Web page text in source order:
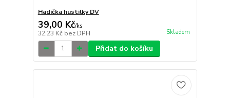
Hadička hustilky DV
39,00 Kč/ks
32,23 Kč bez DPH Skladem
Přidat do košíku